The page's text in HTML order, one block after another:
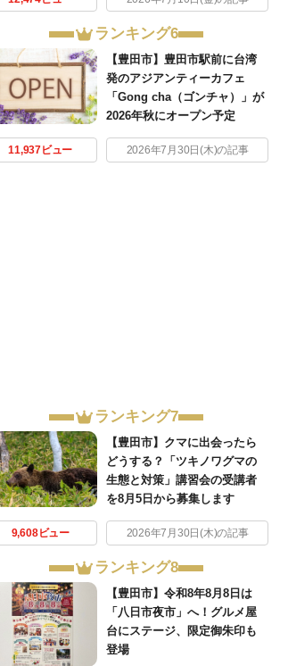
ランキング6
【豊田市】豊田市駅前に台湾
発のアジアンティーカフェ
「Gong cha（ゴンチャ）」が
2026年秋にオープン予定
11,937ビュー 2026年7月30日(木)の記事
ランキング7
【豊田市】クマに出会ったら
どうする？「ツキノワグマの
生態と対策」講習会の受講者
を8月5日から募集します
9,608ビュー 2026年7月30日(木)の記事
ランキング8
【豊田市】令和8年8月8日は
「八日市夜市」へ！グルメ屋
台にステージ、限定御朱印も
登場